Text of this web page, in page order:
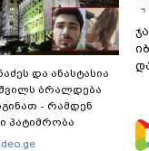
და ანასტასია
ბრალდება
- რამდენ
პატიმრობა